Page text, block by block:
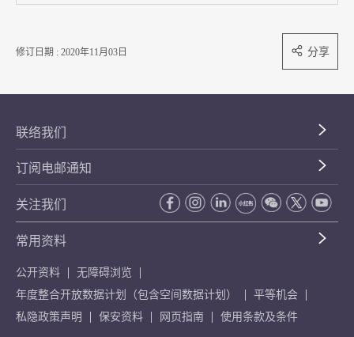
修订日期 : 2020年11月03日 分享
联络我们
订阅电邮通知
关注我们
常用资料
公开资料
无障碍浏览
年度整合开放数据计划（包含空间数据计划）
平等机会
私隐政策声明
保安资料 网页指南 使用条款及条件